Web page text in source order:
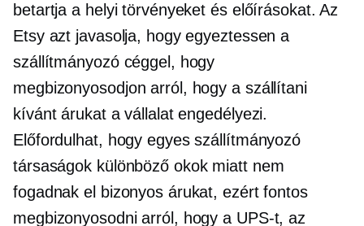
betartja a helyi törvényeket és előírásokat. Az
Etsy azt javasolja, hogy egyeztessen a
szállítmányozó céggel, hogy
megbizonyosodjon arról, hogy a szállítani
kívánt árukat a vállalat engedélyezi.
Előfordulhat, hogy egyes szállítmányozó
társaságok különböző okok miatt nem
fogadnak el bizonyos árukat, ezért fontos
megbizonyosodni arról, hogy a UPS-t, az